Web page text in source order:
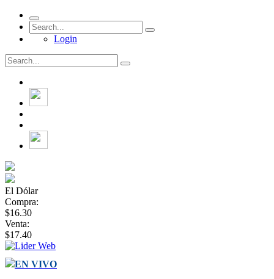
Login
El Dólar
Compra:
$16.30
Venta:
$17.40
EN VIVO